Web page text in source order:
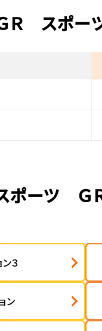
ＧＲ スポ
ポーツ Ｇ
３
ン